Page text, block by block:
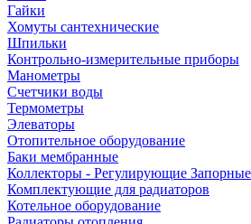
Гайки
Хомуты сантехнические
Шпильки
Контрольно-измерительные приборы
Манометры
Счетчики воды
Термометры
Элеваторы
Отопительное оборудование
Баки мембранные
Коллекторы - Регулирующие
Комплектующие для радиаторов
Котельное оборудование